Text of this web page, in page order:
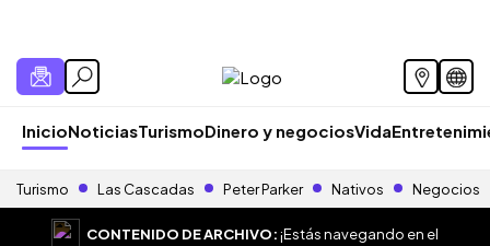
InicioNoticiasTurismoDinero y negociosVida
Turismo Las Cascadas Peter Parker Nativos Negocios
CONTENIDO DE ARCHIVO:¡Estás navegando en el